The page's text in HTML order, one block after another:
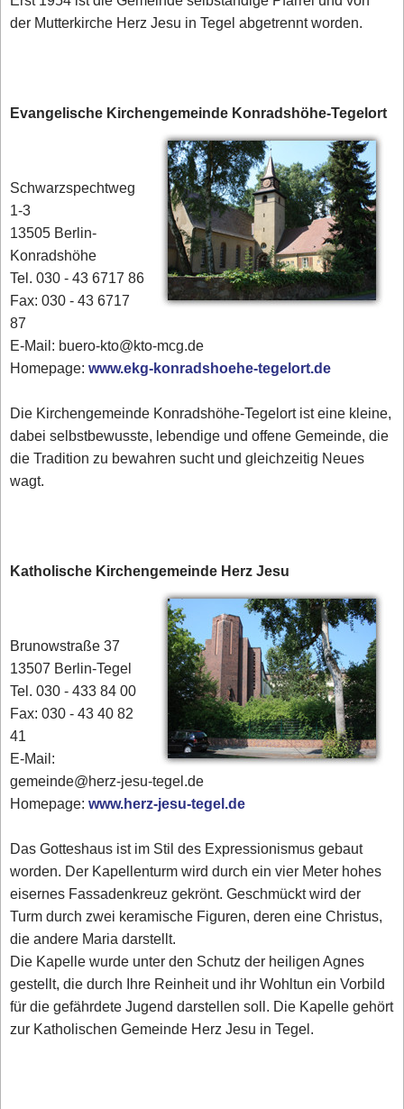
der Mutterkirche Herz Jesu in Tegel abgetrennt worden.
Evangelische Kirchengemeinde Konradshöhe-Tegelort
Schwarzspechtweg
1-3
13505 Berlin-
Konradshöhe
Tel. 030 - 43 6717 86
Fax: 030 - 43 6717
87
E-Mail: buero-kto@kto-mcg.de
Homepage:www.ekg-konradshoehe-tegelort.de
Die Kirchengemeinde Konradshöhe-Tegelort ist eine kleine,
dabei selbstbewusste, lebendige und offene Gemeinde, die
die Tradition zu bewahren sucht und gleichzeitig Neues
wagt.
Katholische Kirchengemeinde Herz Jesu
Brunowstraße 37
13507 Berlin-Tegel
Tel. 030 - 433 84 00
Fax: 030 - 43 40 82
41
E-Mail:
gemeinde@herz-jesu-tegel.de
Homepage:www.herz-jesu-tegel.de
Das Gotteshaus ist im Stil des Expressionismus gebaut
worden. Der Kapellenturm wird durch ein vier Meter hohes
eisernes Fassadenkreuz gekrönt. Geschmückt wird der
Turm durch zwei keramische Figuren, deren eine Christus,
die andere Maria darstellt.
Die Kapelle wurde unter den Schutz der heiligen Agnes
gestellt, die durch Ihre Reinheit und ihr Wohltun ein Vorbild
für die gefährdete Jugend darstellen soll. Die Kapelle gehört
zur Katholischen Gemeinde Herz Jesu in Tegel.